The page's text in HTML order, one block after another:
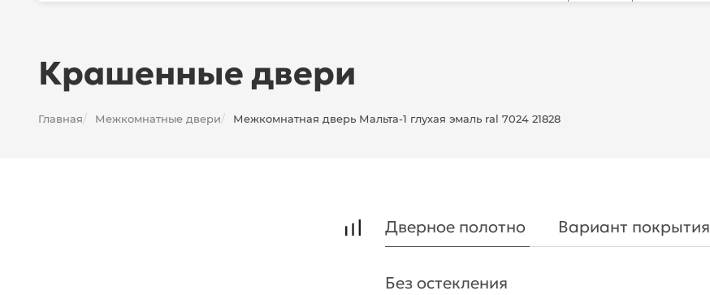
Крашенные двери
Главная/ Межкомнатные двери/ Межкомнатная дверь Мальта-1 глухая эмаль ral 7024 21828
Дверное полотно Вариант покрытия
Без остекления